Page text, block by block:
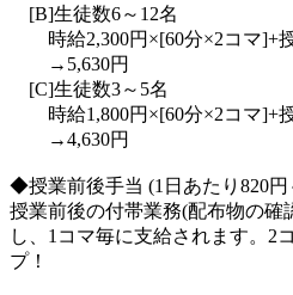
[B]生徒数6～12名
時給2,300円×[60分×2コマ]+
→5,630円
[C]生徒数3～5名
時給1,800円×[60分×2コマ]+
→4,630円
◆授業前後手当 (1日あたり820円
授業前後の付帯業務(配布物の確
し、1コマ毎に支給されます。2
プ！